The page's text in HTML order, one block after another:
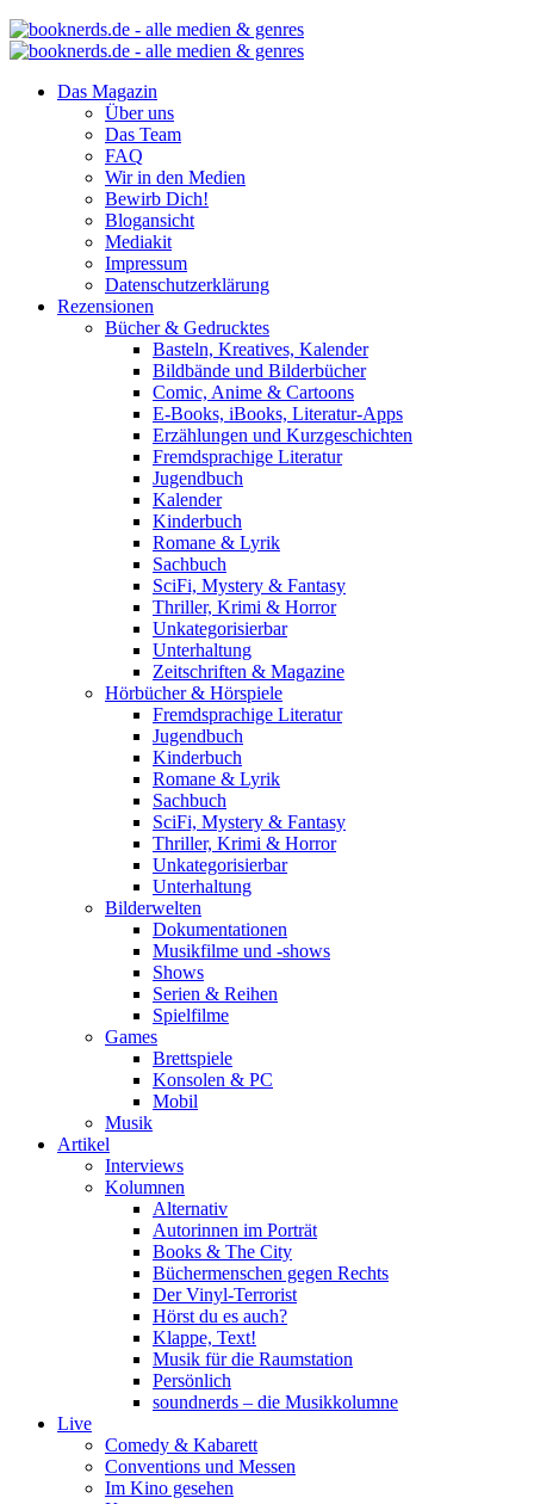
Das Magazin
Über uns
Das Team
FAQ
Wir in den Medien
Bewirb Dich!
Blogansicht
Mediakit
Impressum
Datenschutzerklärung
Rezensionen
Bücher & Gedrucktes
Basteln, Kreatives, Kalender
Bildbände und Bilderbücher
Comic, Anime & Cartoons
E-Books, iBooks, Literatur-Apps
Erzählungen und Kurzgeschichten
Fremdsprachige Literatur
Jugendbuch
Kalender
Kinderbuch
Romane & Lyrik
Sachbuch
SciFi, Mystery & Fantasy
Thriller, Krimi & Horror
Unkategorisierbar
Unterhaltung
Zeitschriften & Magazine
Hörbücher & Hörspiele
Fremdsprachige Literatur
Jugendbuch
Kinderbuch
Romane & Lyrik
Sachbuch
SciFi, Mystery & Fantasy
Thriller, Krimi & Horror
Unkategorisierbar
Unterhaltung
Bilderwelten
Dokumentationen
Musikfilme und -shows
Shows
Serien & Reihen
Spielfilme
Games
Brettspiele
Konsolen & PC
Mobil
Musik
Artikel
Interviews
Kolumnen
Alternativ
Autorinnen im Porträt
Books & The City
Büchermenschen gegen Rechts
Der Vinyl-Terrorist
Hörst du es auch?
Klappe, Text!
Musik für die Raumstation
Persönlich
soundnerds – die Musikkolumne
Live
Comedy & Kabarett
Conventions und Messen
Im Kino gesehen